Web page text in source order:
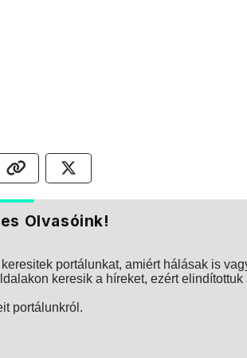
Olvasóink!
portálunkat, amiért hálásak is
keresik a híreket, ezért elindítottuk
portálunkról.